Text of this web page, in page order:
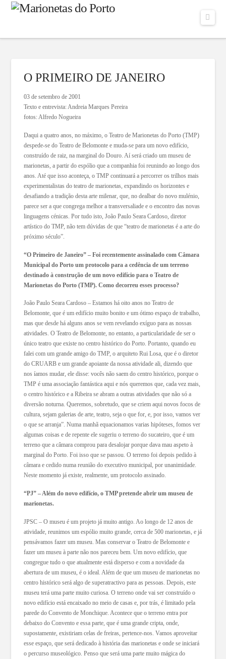
O PRIMEIRO DE JANEIRO
03 de setembro de 2001
Texto e entrevista: Andreia Marques Pereira
fotos: Alfredo Nogueira
Daqui a quatro anos, no máximo, o Teatro de Marionetas do Porto (TMP)
despede-se do Teatro de Belomonte e muda-se para um novo edifício,
construído de raiz, na marginal do Douro. Aí será criado um museu de
marionetas, a partir do espólio que a companhia foi reunindo ao longo dos
anos. Até que isso aconteça, o TMP continuará a percorrer os trilhos mais
experimentalistas do teatro de marionetas, expandindo os horizontes e
desafiando a tradição desta arte milenar, que, no dealbar do novo mulénio,
parece ser a que congrega melhor a transversaliade e o encontro das novas
linguagens cénicas. Por tudo isto, João Paulo Seara Cardoso, diretor
artístico do TMP, não tem dúvidas de que “teatro de marionetas é a arte do
próximo século”.
“O Primeiro de Janeiro” – Foi recentemente assinalado com Câmara
Municipal do Porto um protocolo para a cedência de um terreno
destinado à construção de um novo edifício para o Teatro de
Marionetas do Porto (TMP). Como decorreu esses processo?
João Paulo Seara Cardoso – Estamos há oito anos no Teatro de
Belomonte, que é um edifício muito bonito e um ótimo espaço de trabalho,
mas que desde há alguns anos se vem revelando exíguo para as nossas
atividades. O Teatro de Belomonte, no entanto, a particularidade de ser o
único teatro que existe no centro histórico do Porto. Portanto, quando eu
falei com um grande amigo do TMP, o arquiteto Rui Losa, que é o diretor
do CRUARB e um grande apoiante da nossa atividade ali, dizendo que
nos íamos mudar, ele disse: vocês não saem do centro histórico, porque o
TMP é uma associação fantástica aqui e nós queremos que, cada vez mais,
o centro histórico e a Ribeira se abram a outras atividades que não só a
diversão noturna. Queremos, sobretudo, que se criem aqui novos focos de
cultura, sejam galerias de arte, teatro, seja o que for, e, por isso, vamos ver
o que se arranja”. Numa manhã equacionamos varias hipóteses, fomos ver
algumas coisas e de repente ele sugeriu o terreno do sucateiro, que é um
terreno que a câmara comprou para desalojar porque dava mau aspeto à
marginal do Porto. Foi isso que se passou. O terreno foi depois pedido à
câmara e cedido numa reunião do executivo municipal, por unanimidade.
Neste momento já existe, realmente, um protocolo assinado.
“PJ” – Além do novo edifício, o TMP pretende abrir um museu de
marionetas.
JPSC – O museu é um projeto já muito antigo. Ao longo de 12 anos de
atividade, reunimos um espólio muito grande, cerca de 500 marionetas, e já
pensávamos fazer um museu. Mas conservar o Teatro de Belomonte e
fazer um museu à parte não nos pareceu bem. Um novo edifício, que
congregue tudo o que atualmente está disperso e com a novidade da
abertura de um museu, é o ideal. Além de que um museu de marionetas no
centro histórico será algo de superatractivo para as pessoas. Depois, este
museu terá uma parte muito curiosa. O terreno onde vai ser construído o
novo edifício está encaixado no meio de casas e, por trás, é limitado pela
parede do Convento de Monchique. Acontece que o terreno entra por
debaixo do Convento e essa parte, que é uma grande cripta, onde,
supostamente, existiriam celas de freiras, pertence-nos. Vamos aproveitar
esse espaço, que será dedicado à história das marionetas e onde se iniciará
o percurso museológico. Penso que será uma parte muito mágica do